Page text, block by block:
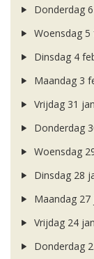
Donderdag
Woensdag 5
Dinsdag 4
Maandag 3
Vrijdag 31
Donderdag
Woensdag
Dinsdag 28
Maandag 27
Vrijdag 24
Donderdag